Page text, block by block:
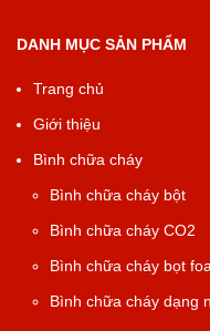
DANH MỤC SẢN PHẨM
Trang chủ
Giới thiệu
Bình chữa cháy
Bình chữa cháy bột
Bình chữa cháy CO2
Bình chữa cháy bọt
Bình chữa cháy dạng